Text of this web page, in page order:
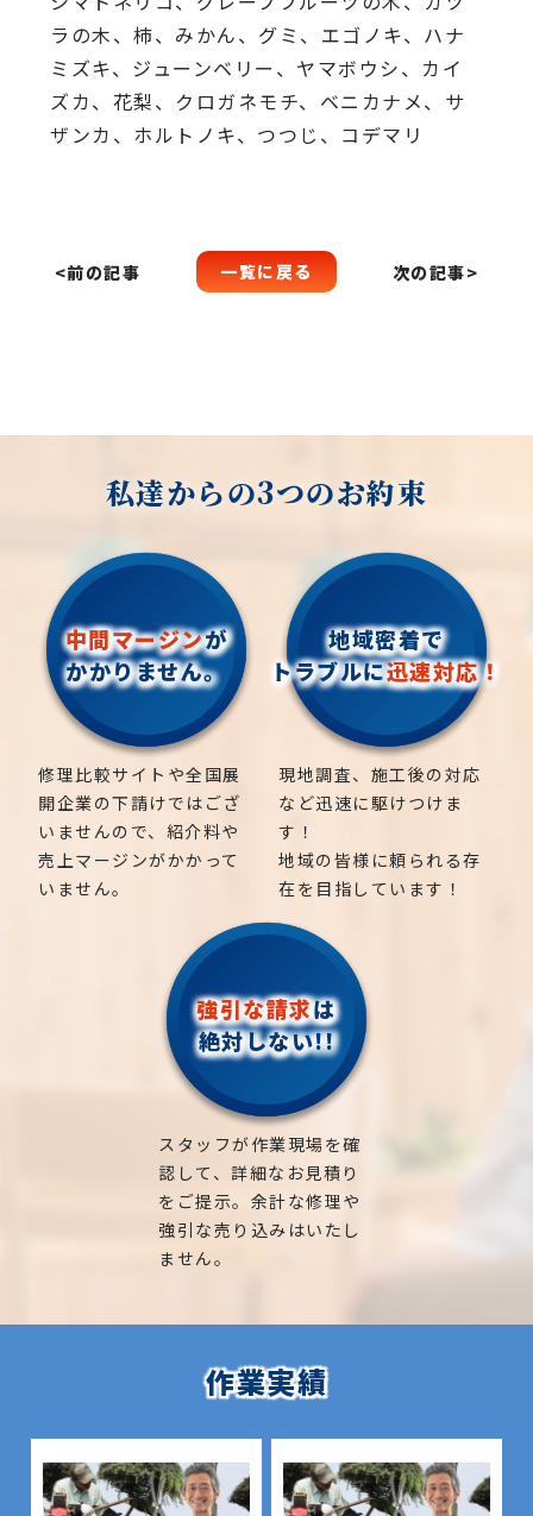
ラの木、柿、みかん、グミ、 エゴノキ、ハナ
ミズキ、ジューンベリー、ヤマボウシ、カイ
ズカ、 花梨、クロガネモチ、ベニカナメ、サ
ザンカ、ホルトノキ、 つつじ、コデマリ
<前の記事 一覧に戻る 次の記事>
私達からの3つのお約束
中間マージンが
かかりません。
修理比較サイトや全国展
開企業の下請けではござ
いませんので、紹介料や
売上マージンがかかって
いません。
地域密着で
トラブルに迅速対応！
現地調査、施工後の対応
など迅速に駆けつけま
す！
地域の皆様に頼られる存
在を目指しています！
強引な請求は
絶対しない!!
スタッフが作業現場を確
認して、詳細なお見積り
をご提示。余計な修理や
強引な売り込みはいたし
ません。
作業実績